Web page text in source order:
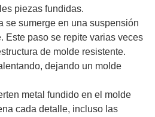
piezas fundidas.
se sumerge en una suspensión
Este paso se repite varias veces
de molde resistente.
dejando un molde
metal fundido en el molde
cada detalle, incluso las